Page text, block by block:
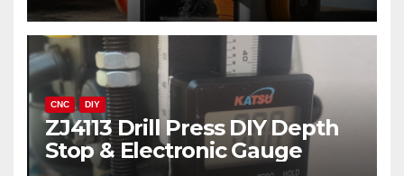
CNC DIY
ZJ4113 Drill Press DIY Depth
Stop & Electronic Gauge